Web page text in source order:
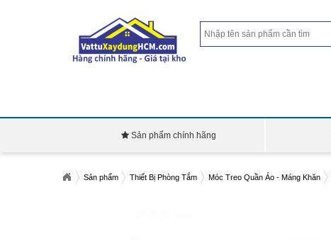
Sản phẩm chính hãng
Sản phẩm Thiết Bị Phòng Tắm Móc Treo Quần Áo - Máng Khăn